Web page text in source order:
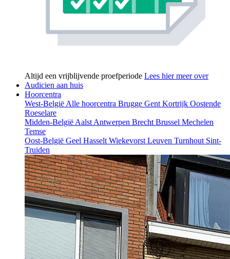
Altijd een vrijblijvende proefperiode Lees hier meer over
Audicien aan huis
Hoorcentra
West-België Alle hoorcentra Brugge Gent Kortrijk Oostende
Roeselare
Midden-België Aalst Antwerpen Brecht Brussel Mechelen
Temse
Oost-België Geel Hasselt Wiekevorst Leuven Turnhout Sint-
Truiden